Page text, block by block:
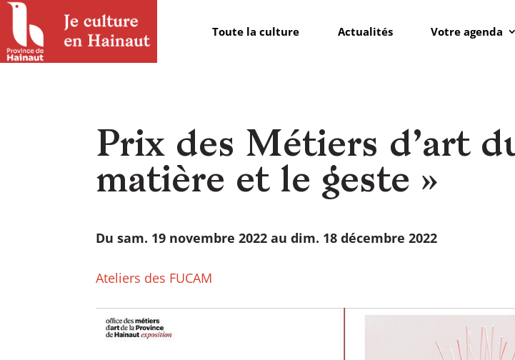
Panneau de gestion des cookies
Toute la culture Actualités Votre agenda
Prix des Métiers d’art
matière et le geste »
Du sam. 19 novembre 2022 au dim. 18 décembre 2022
Ateliers des FUCAM